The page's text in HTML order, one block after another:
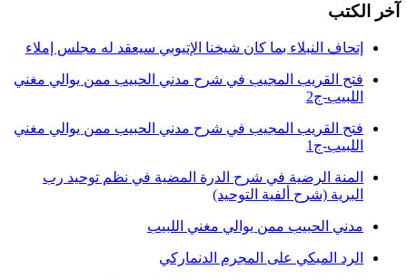
الكتب
إتحاف النبلاء بما كان شيخنا الإتيوبي سيعقد له مجلس إملاء
فتح القريب المجيب في شرح مدني الحبيب ممن يوالي مغني
اللبيب-ج2
فتح القريب المجيب في شرح مدني الحبيب ممن يوالي مغني
اللبيب-ج1
المنة الرضية في شرح الدرة المضية في نظم توحيد رب
البرية (شرح ألفية التوحيد)
مدني الحبيب ممن يوالي مغني اللبيب
الرد المبكي على المجرم الدنماركي